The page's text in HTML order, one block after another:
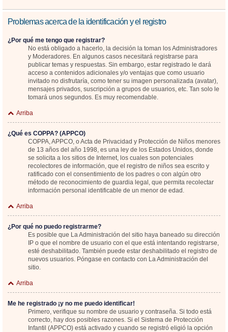
Problemas acerca de la identificación y el registro
¿Por qué me tengo que registrar?
No está obligado a hacerlo, la decisión la toman los Administradores
y Moderadores. En algunos casos necesitará registrarse para
publicar temas y respuestas. Sin embargo, estar registrado le dará
acceso a contenidos adicionales y/o ventajas que como usuario
invitado no disfrutaría, como tener su imagen personalizada (avatar),
mensajes privados, suscripción a grupos de usuarios, etc. Tan solo le
tomará unos segundos. Es muy recomendable.
Arriba
¿Qué es COPPA? (APPCO)
COPPA, APPCO, o Acta de Privacidad y Protección de Niños menores
de 13 años del año 1998, es una ley de los Estados Unidos, donde
se solicita a los sitios de Internet, los cuales son potenciales
recolectores de información, que el registro de niños sea escrito y
ratificado con el consentimiento de los padres o con algún otro
método de reconocimiento de guardia legal, que permita recolectar
información personal identificable de un menor de edad.
Arriba
¿Por qué no puedo registrarme?
Es posible que La Administración del sitio haya baneado su dirección
IP o que el nombre de usuario con el que está intentando registrarse,
esté deshabilitado. También puede estar deshabilitado el registro de
nuevos usuarios. Póngase en contacto con La Administración del
sitio.
Arriba
Me he registrado ¡y no me puedo identificar!
Primero, verifique su nombre de usuario y contraseña. Si todo está
correcto, hay dos posibles razones. Si el Sistema de Protección
Infantil (APPCO) está activado y cuando se registró eligió la opción